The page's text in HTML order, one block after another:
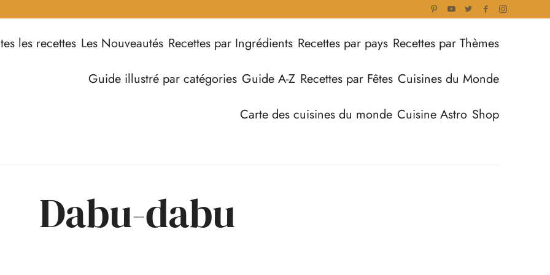
les recettes Les Nouveautés Recettes par Ingrédients Recettes par pays Recettes par Thèmes
Guide illustré par catégories Guide A-Z Recettes par Fêtes Cuisines du Monde
Carte des cuisines du monde Cuisine Astro Shop
Dabu-dabu